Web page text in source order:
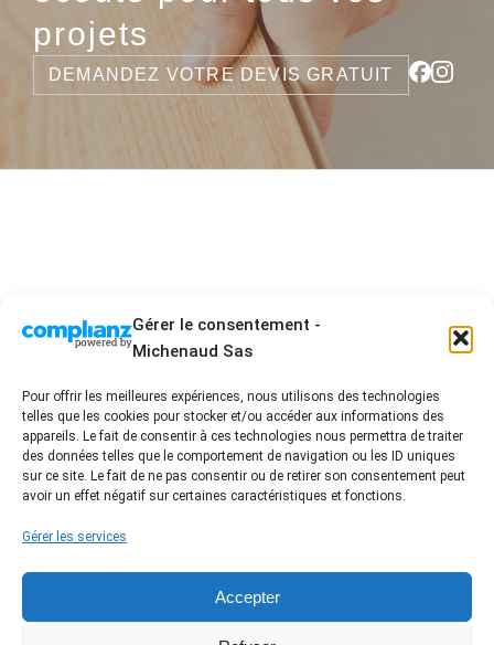
Gérer le consentement -
Michenaud Sas
Pour offrir les meilleures expériences, nous utilisons des technologies
telles que les cookies pour stocker et/ou accéder aux informations des
appareils. Le fait de consentir à ces technologies nous permettra de traiter
des données telles que le comportement de navigation ou les ID uniques
sur ce site. Le fait de ne pas consentir ou de retirer son consentement peut
avoir un effet négatif sur certaines caractéristiques et fonctions.
Gérer les services
Accepter
projets
DEMANDEZ VOTRE DEVIS GRATUIT
2 Allée Blaise Pascal - ZA les acacias 3 - 85430 La
Boissière des Landes
02 51 94 01 96 - contact@damienmichenaud.fr
Accueil
Entreprise artisanale engagée
FAQ / Conseil
Label certifié RGE /